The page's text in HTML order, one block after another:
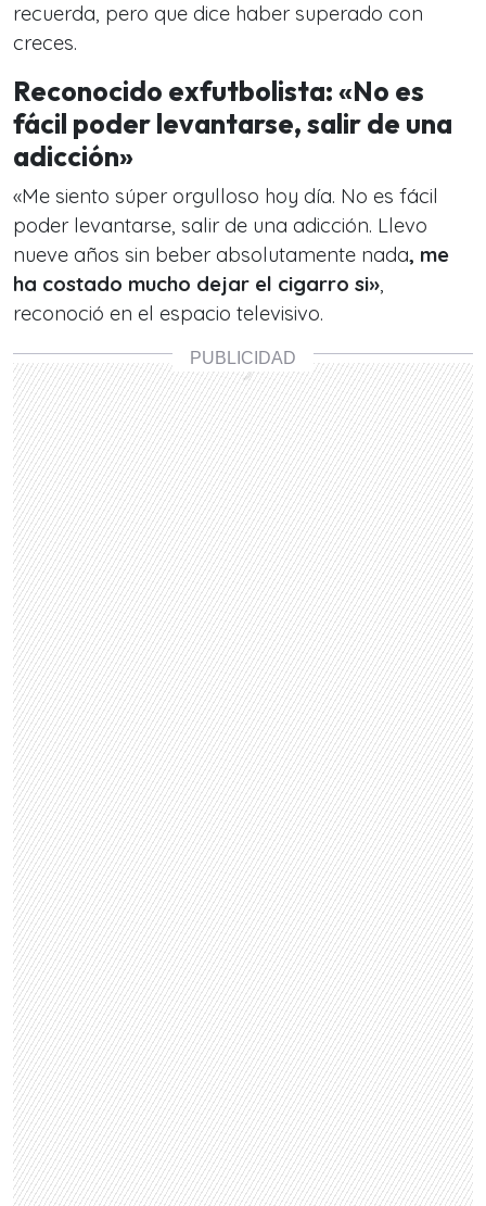
recuerda, pero que dice haber superado con
creces.
Reconocido exfutbolista: «No es
fácil poder levantarse, salir de una
adicción»
«Me siento súper orgulloso hoy día. No es fácil
poder levantarse, salir de una adicción. Llevo
nueve años sin beber absolutamente nada, me
ha costado mucho dejar el cigarro si»,
reconoció en el espacio televisivo.